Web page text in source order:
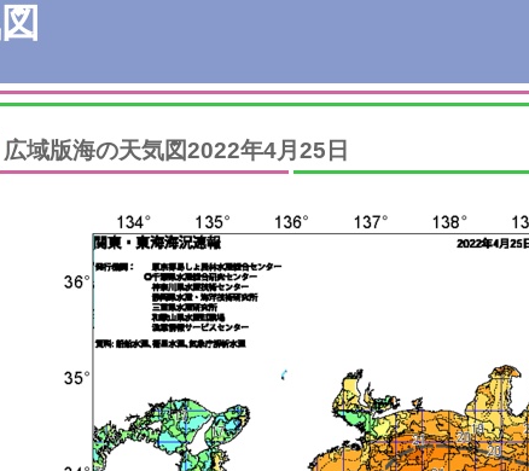
広域版海の天気図2022年4月25日